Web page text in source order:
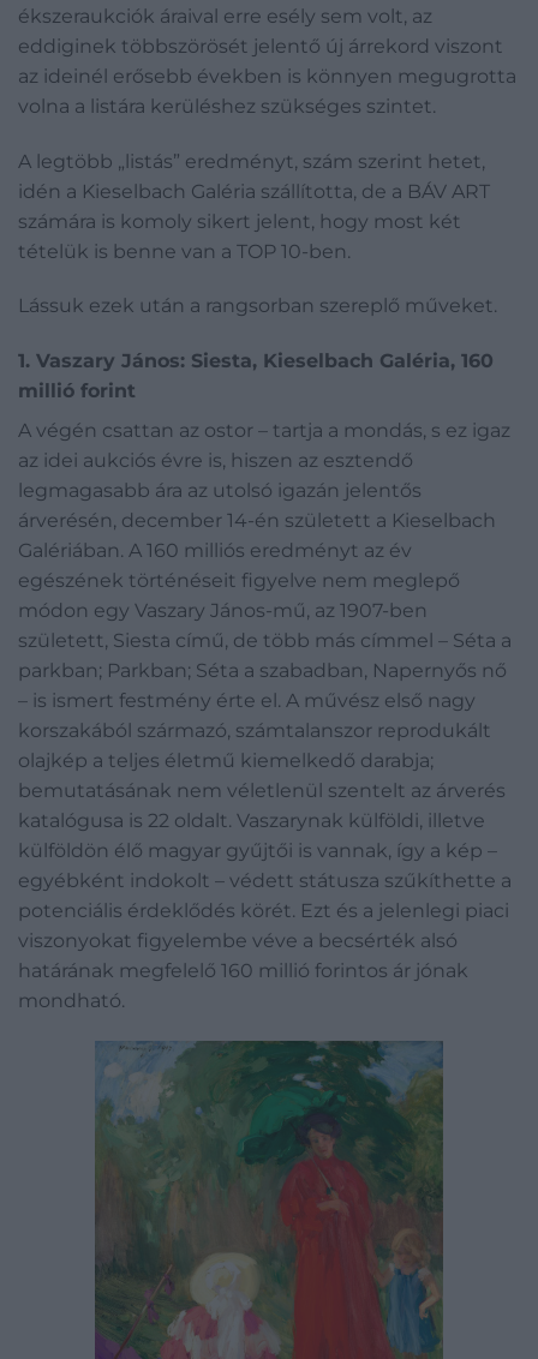
ékszeraukciók áraival erre esély sem volt, az
eddiginek többszörösét jelentő új árrekord viszont
az ideinél erősebb években is könnyen megugrotta
volna a listára kerüléshez szükséges szintet.
A legtöbb „listás” eredményt, szám szerint hetet,
idén a Kieselbach Galéria szállította, de a BÁV ART
számára is komoly sikert jelent, hogy most két
tételük is benne van a TOP 10-ben.
Lássuk ezek után a rangsorban szereplő műveket.
1. Vaszary János: Siesta, Kieselbach Galéria, 160
millió forint
A végén csattan az ostor – tartja a mondás, s ez igaz
az idei aukciós évre is, hiszen az esztendő
legmagasabb ára az utolsó igazán jelentős
árverésén, december 14-én született a Kieselbach
Galériában. A 160 milliós eredményt az év
egészének történéseit figyelve nem meglepő
módon egy Vaszary János-mű, az 1907-ben
született, Siesta című, de több más címmel – Séta a
parkban; Parkban; Séta a szabadban, Napernyős nő
– is ismert festmény érte el. A művész első nagy
korszakából származó, számtalanszor reprodukált
olajkép a teljes életmű kiemelkedő darabja;
bemutatásának nem véletlenül szentelt az árverés
katalógusa is 22 oldalt. Vaszarynak külföldi, illetve
külföldön élő magyar gyűjtői is vannak, így a kép –
egyébként indokolt – védett státusza szűkíthette a
potenciális érdeklődés körét. Ezt és a jelenlegi piaci
viszonyokat figyelembe véve a becsérték alsó
határának megfelelő 160 millió forintos ár jónak
mondható.